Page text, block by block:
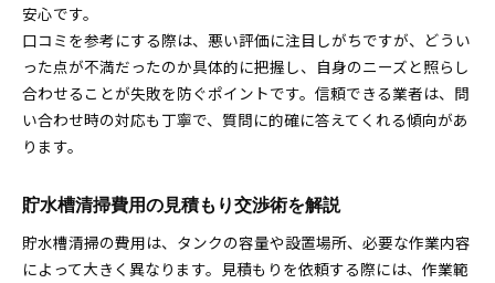
安心です。
口コミを参考にする際は、悪い評価に注目しがちですが、どうい
った点が不満だったのか具体的に把握し、自身のニーズと照らし
合わせることが失敗を防ぐポイントです。信頼できる業者は、問
い合わせ時の対応も丁寧で、質問に的確に答えてくれる傾向があ
ります。
貯水槽清掃費用の見積もり交渉術を解説
貯水槽清掃の費用は、タンクの容量や設置場所、必要な作業内容
によって大きく異なります。見積もりを依頼する際には、作業範